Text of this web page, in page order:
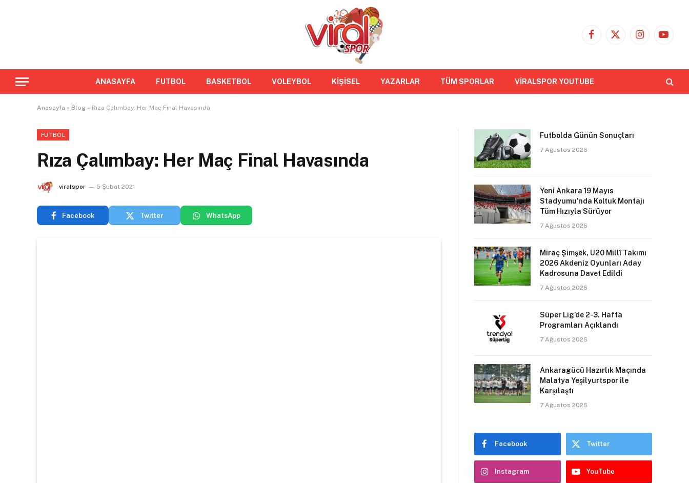
Facebook
X
Instagram
ANASAYFA FUTBOL BASKETBOL VOLEYBOL KİŞİSEL YAZARLAR TÜM SPORLAR VİRALSPOR YOUTUBE
Anasayfa » Blog » Rıza Çalımbay: Her Maç Final Havasında
FUTBOL
Rıza Çalımbay: Her Maç Final Havasında
viralspor 5 Şubat 2021
Facebook Twitter WhatsApp
Futbolda Günün Sonuçları
7 Ağustos 2026
Yeni Ankara 19 Mayıs
Stadyumu’nda Koltuk Montajı
Tüm Hızıyla Sürüyor
7 Ağustos 2026
Miraç Şimşek, U20 Millî Takımı
2026 Akdeniz Oyunları Aday
Kadrosuna Davet Edildi
7 Ağustos 2026
Süper Lig’de 2-3. Hafta
Programları Açıklandı
7 Ağustos 2026
Ankaragücü Hazırlık Maçında
Malatya Yeşilyurtspor ile
Karşılaştı
7 Ağustos 2026
Facebook Twitter
Instagram YouTube